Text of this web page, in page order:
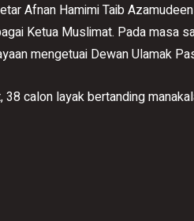
Afnan Hamimi Taib
Ketua Muslimat. Pada masa
mengetuai Dewan Ulamak
calon layak bertanding